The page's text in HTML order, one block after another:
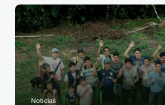
Noticias